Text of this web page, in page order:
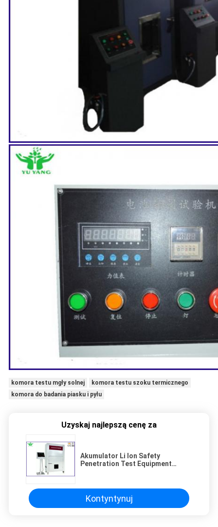
komora testu mgły solnej
komora testu szoku termicznego
komora do badania piasku i pyłu
Uzyskaj najlepszą cenę za
Akumulator Li Ion Safety
Penetration Test Equipment
Kontyntynuj